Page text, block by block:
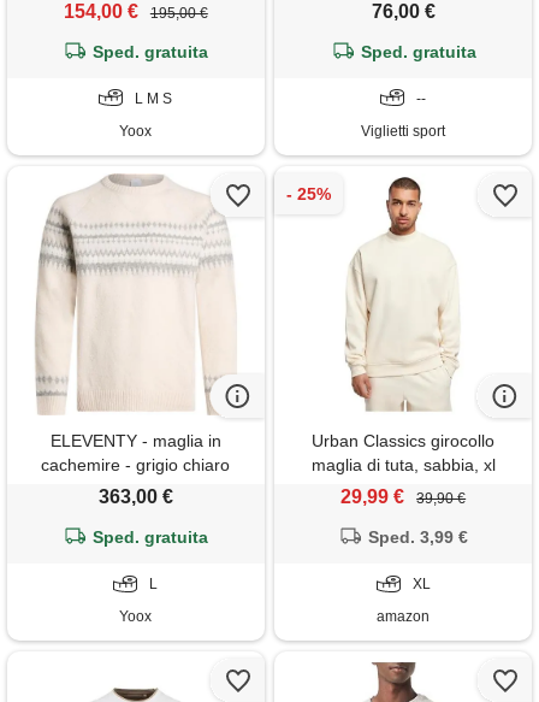
154,00 € 195,00 €
Sped. gratuita
L M S
Yoox
76,00 €
Sped. gratuita
--
Viglietti sport
ELEVENTY - maglia in
cachemire - grigio chiaro
363,00 €
Sped. gratuita
L
Yoox
Urban Classics girocollo
maglia di tuta, sabbia, xl
uomo
29,99 € 39,90 €
Sped. 3,99 €
XL
amazon